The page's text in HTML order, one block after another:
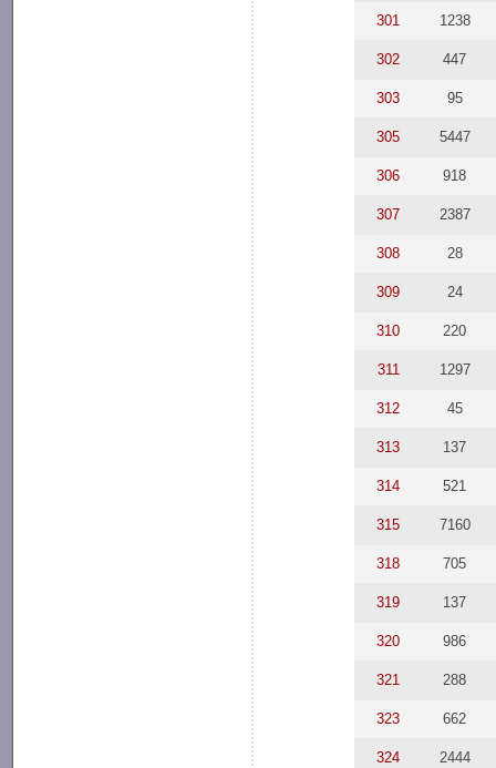
301 1238
302 447
303 95
305 5447
306 918
307 2387
308 28
309 24
310 220
311 1297
312 45
313 137
314 521
315 7160
318 705
319 137
320 986
321 288
323 662
324 2444